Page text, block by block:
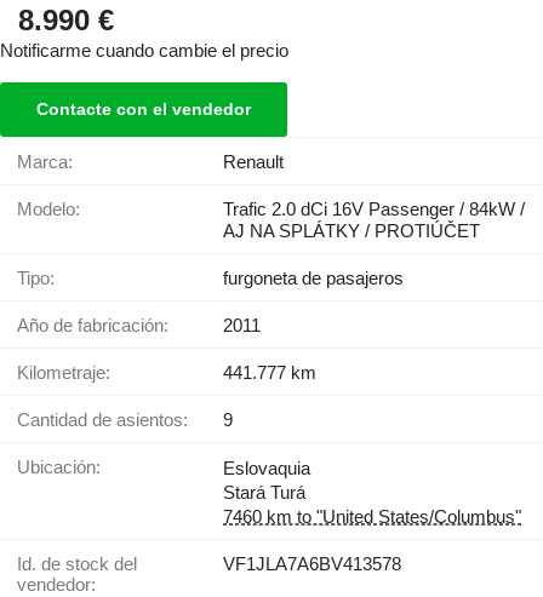
8.990 €
Notificarme cuando cambie el precio
Contacte con el vendedor
Marca: Renault
Modelo:
Trafic 2.0 dCi 16V Passenger / 84kW /
AJ NA SPLÁTKY / PROTIÚČET
Tipo: furgoneta de pasajeros
Año de fabricación: 2011
Kilometraje: 441.777 km
Cantidad de asientos: 9
Ubicación:
Eslovaquia
Stará Turá
7460 km to "United States/Columbus"
Id. de stock del
vendedor:
VF1JLA7A6BV413578